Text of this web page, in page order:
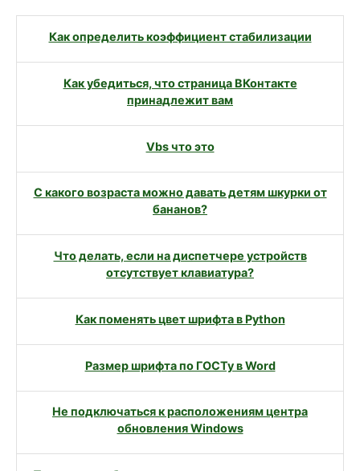
Как определить коэффициент стабилизации
Как убедиться, что страница ВКонтакте
принадлежит вам
Vbs что это
С какого возраста можно давать детям шкурки от
бананов?
Что делать, если на диспетчере устройств
отсутствует клавиатура?
Как поменять цвет шрифта в Python
Размер шрифта по ГОСТу в Word
Не подключаться к расположениям центра
обновления Windows